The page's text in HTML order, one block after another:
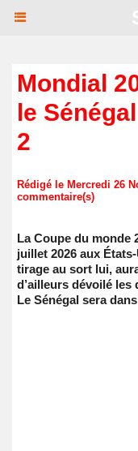
Mondial
le
2
Rédigé le Mercredi 26
commentaire(s)
​La Coupe du monde
juillet 2026 aux
tirage au sort lui,
d’ailleurs dévoilé les
Le Sénégal sera